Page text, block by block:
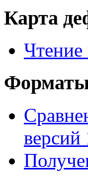
Карта
Чтение
версий